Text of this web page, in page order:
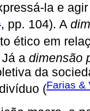
la e
, pp. 104). A
ético em
a dimensão
da
(Farias &